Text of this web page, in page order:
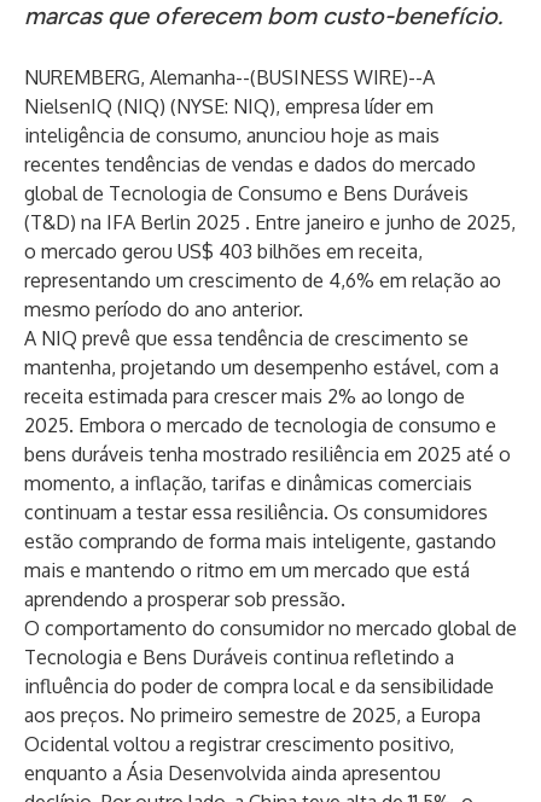
marcas que oferecem bom custo-benefício.
NUREMBERG, Alemanha--(BUSINESS WIRE)--A
NielsenIQ (NIQ) (NYSE: NIQ), empresa líder em
inteligência de consumo, anunciou hoje as mais
recentes tendências de vendas e dados do mercado
global de Tecnologia de Consumo e Bens Duráveis
(T&D) na IFA Berlin 2025 . Entre janeiro e junho de 2025,
o mercado gerou US$ 403 bilhões em receita,
representando um crescimento de 4,6% em relação ao
mesmo período do ano anterior.
A NIQ prevê que essa tendência de crescimento se
mantenha, projetando um desempenho estável, com a
receita estimada para crescer mais 2% ao longo de
2025. Embora o mercado de tecnologia de consumo e
bens duráveis tenha mostrado resiliência em 2025 até o
momento, a inflação, tarifas e dinâmicas comerciais
continuam a testar essa resiliência. Os consumidores
estão comprando de forma mais inteligente, gastando
mais e mantendo o ritmo em um mercado que está
aprendendo a prosperar sob pressão.
O comportamento do consumidor no mercado global de
Tecnologia e Bens Duráveis continua refletindo a
influência do poder de compra local e da sensibilidade
aos preços. No primeiro semestre de 2025, a Europa
Ocidental voltou a registrar crescimento positivo,
enquanto a Ásia Desenvolvida ainda apresentou